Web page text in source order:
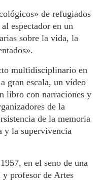
de refugiados
espectador en un
sobre la vida, la
multidisciplinario en
gran escala, un vídeo
libro con narraciones y
de la
de la memoria
y la supervivencia
en el seno de una
profesor de Artes